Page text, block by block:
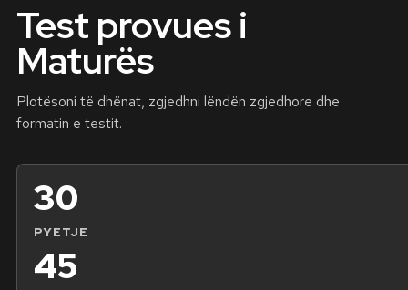
Regjistrimet
Programet
Ndërkombëtare
Fuqizuar nga ASU
Test provues i
Maturës
Plotësoni të dhënat, zgjedhni lëndën zgjedhore dhe
formatin e testit.
30
PYETJE
45